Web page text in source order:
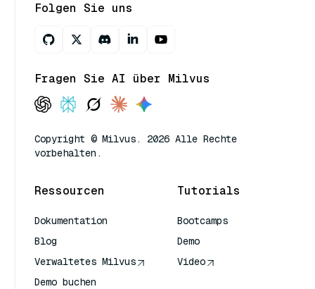
Folgen Sie uns
Fragen Sie AI über Milvus
Copyright © Milvus. 2026 Alle Rechte
vorbehalten.
Ressourcen
Dokumentation
Blog
Verwaltetes Milvus
Demo buchen
Tutorials
Bootcamps
Demo
Video